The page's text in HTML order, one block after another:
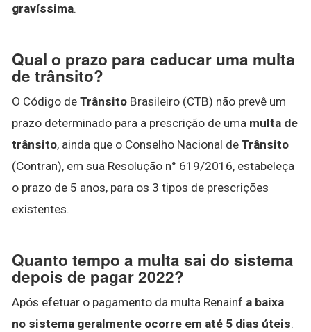
gravíssima.
Qual o prazo para caducar uma multa
de trânsito?
O Código de Trânsito Brasileiro (CTB) não prevê um
prazo determinado para a prescrição de uma multa de
trânsito, ainda que o Conselho Nacional de Trânsito
(Contran), em sua Resolução n° 619/2016, estabeleça
o prazo de 5 anos, para os 3 tipos de prescrições
existentes.
Quanto tempo a multa sai do sistema
depois de pagar 2022?
Após efetuar o pagamento da multa Renainf a baixa
no sistema geralmente ocorre em até 5 dias úteis.